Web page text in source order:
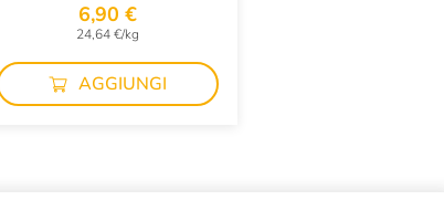
6,90 €
24,64 €/kg
AGGIUNGI